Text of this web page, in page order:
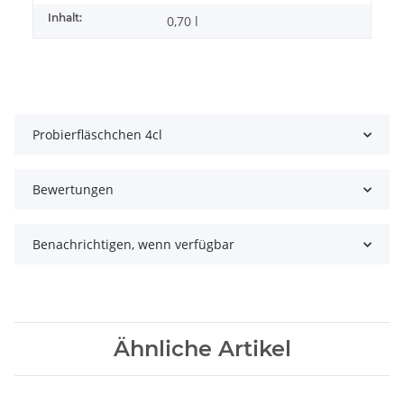
Inhalt: 0,70 l
Probierfläschchen 4cl
Bewertungen
Benachrichtigen, wenn verfügbar
Ähnliche Artikel